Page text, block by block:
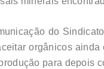
do
orgânicos
para depois